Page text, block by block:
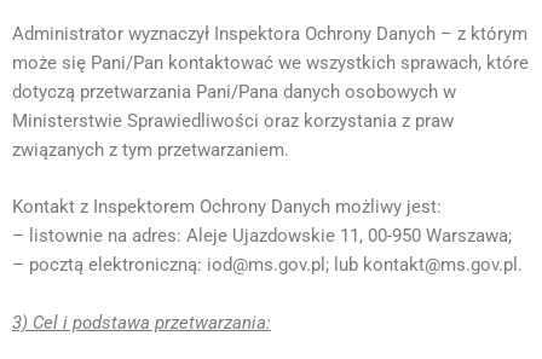
Administrator wyznaczył Inspektora Ochrony Danych – z którym
może się Pani/Pan kontaktować we wszystkich sprawach, które
dotyczą przetwarzania Pani/Pana danych osobowych w
Ministerstwie Sprawiedliwości oraz korzystania z praw
związanych z tym przetwarzaniem.
Kontakt z Inspektorem Ochrony Danych możliwy jest:
– listownie na adres: Aleje Ujazdowskie 11, 00-950 Warszawa;
– pocztą elektroniczną: iod@ms.gov.pl; lub kontakt@ms.gov.pl.
3) Cel i podstawa przetwarzania: